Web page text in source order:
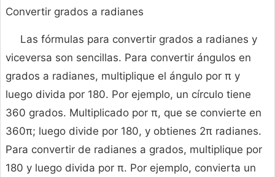
Convertir grados a radianes
Las fórmulas para convertir grados a radianes y
viceversa son sencillas. Para convertir ángulos en
grados a radianes, multiplique el ángulo por π y
luego divida por 180. Por ejemplo, un círculo tiene
360 grados. Multiplicado por π, que se convierte en
360π; luego divide por 180, y obtienes 2π radianes.
Para convertir de radianes a grados, multiplique por
180 y luego divida por π. Por ejemplo, convierta un